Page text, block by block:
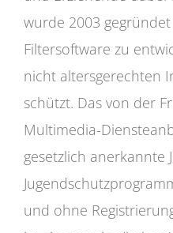
wurde 2003
Filtersoftware zu
nicht altersgerechten
schützt. Das von der
Multimedia-
gesetzlich anerkannte
und ohne